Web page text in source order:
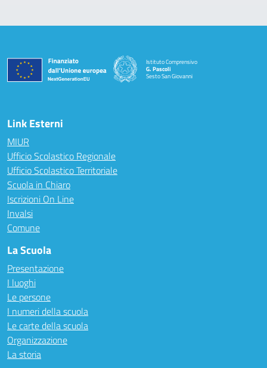
Istituto Comprensivo
G. Pascoli
Sesto San Giovanni
Link Esterni
MIUR
Ufficio Scolastico Regionale
Ufficio Scolastico Territoriale
Scuola in Chiaro
Iscrizioni On Line
Invalsi
Comune
La Scuola
Presentazione
I luoghi
Le persone
I numeri della scuola
Le carte della scuola
Organizzazione
La storia